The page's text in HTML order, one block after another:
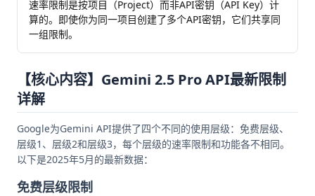
速率限制是按项目（Project）而非API密钥（API Key）计
算的。即使你为同一项目创建了多个API密钥，它们共享同
一组限制。
【核心内容】Gemini 2.5 Pro API最新限制
详解
Google为Gemini API提供了四个不同的使用层级：免费层级、
层级1、层级2和层级3，每个层级的速率限制和功能各不相同。
以下是2025年5月的最新数据：
免费层级限制